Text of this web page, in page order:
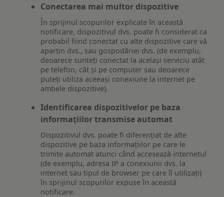
Conectarea mai multor dispozitive
În sprijinul scopurilor explicate în această
notificare, dispozitivul dvs. poate fi considerat ca
probabil fiind conectat cu alte dispozitive care vă
aparțin dvs., sau gospodăriei dvs. (de exemplu,
deoarece sunteți conectat la același serviciu atât
pe telefon, cât și pe computer sau deoarece
puteți utiliza aceeași conexiune la internet pe
ambele dispozitive).
Identificarea dispozitivelor pe baza
informațiilor transmise automat
Dispozitivul dvs. poate fi diferențiat de alte
dispozitive pe baza informațiilor pe care le
trimite automat atunci când accesează internetul
(de exemplu, adresa IP a conexiunii dvs. la
internet sau tipul de browser pe care îl utilizați)
în sprijinul scopurilor expuse în această
notificare.